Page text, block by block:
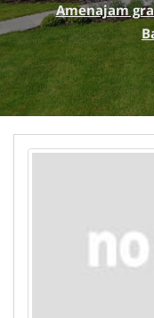
Amenajam